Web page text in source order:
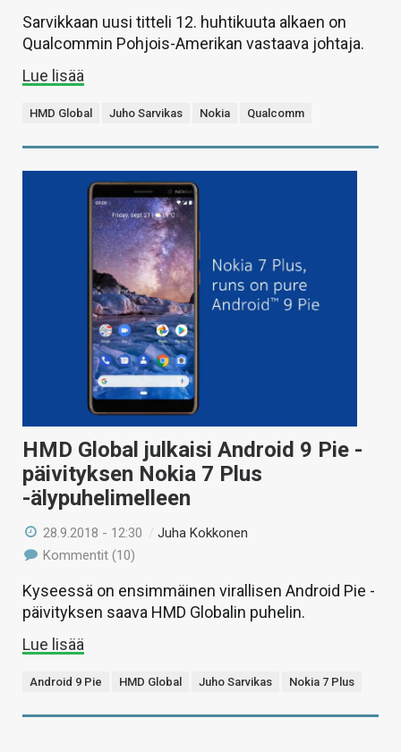
Sarvikkaan uusi titteli 12. huhtikuuta alkaen on
Qualcommin Pohjois-Amerikan vastaava johtaja.
Lue lisää
HMD Global Juho Sarvikas Nokia Qualcomm
HMD Global julkaisi Android 9 Pie -
päivityksen Nokia 7 Plus
-älypuhelimelleen
28.9.2018 - 12:30 /Juha Kokkonen
Kommentit (10)
Kyseessä on ensimmäinen virallisen Android Pie -
päivityksen saava HMD Globalin puhelin.
Lue lisää
Android 9 Pie HMD Global Juho Sarvikas Nokia 7 Plus